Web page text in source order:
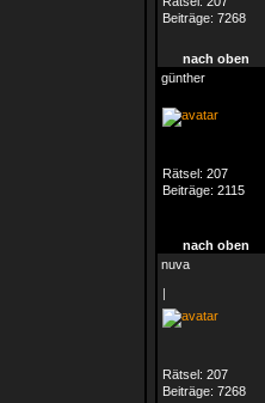
Beiträge: 7268
nach oben
günther
Rätsel: 207
Beiträge: 2115
nach oben
nuva
|
Rätsel: 207
Beiträge: 7268